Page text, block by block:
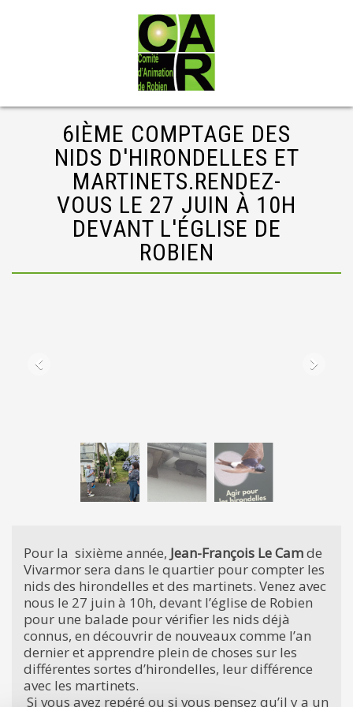
6IÈME COMPTAGE DES
NIDS D'HIRONDELLES ET
MARTINETS.RENDEZ-
VOUS LE 27 JUIN À 10H
DEVANT L'ÉGLISE DE
ROBIEN
Pour la sixième année, Jean-François Le Camde
Vivarmor sera dans le quartier pour compter les
nids des hirondelles et des martinets. Venez avec
nous le 27 juin à 10h, devant l’église de Robien
pour une balade pour vérifier les nids déjà
connus, en découvrir de nouveaux comme l’an
dernier et apprendre plein de choses sur les
différentes sortes d’hirondelles, leur différence
avec les martinets.
Si vous avez repéré ou si vous pensez qu’il y a un